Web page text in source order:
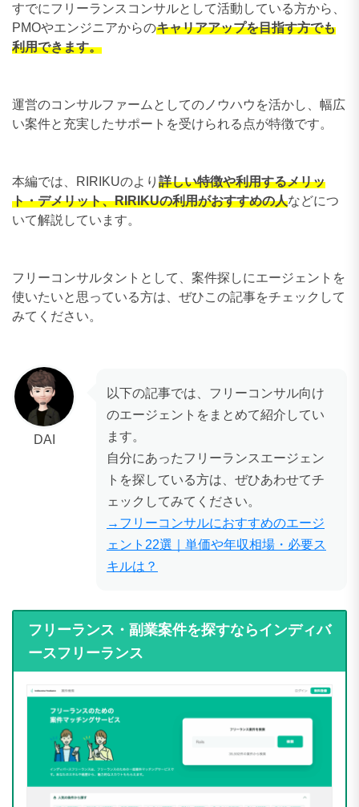
すでにフリーランスコンサルとして活動している方から、
PMOやエンジニアからのキャリアアップを目指す方でも
利用できます。
運営のコンサルファームとしてのノウハウを活かし、幅広
い案件と充実したサポートを受けられる点が特徴です。
本編では、RIRIKUのより 詳しい特徴や利用するメリッ
ト・デメリット、RIRIKUの利用がおすすめの人などにつ
いて解説しています。
フリーコンサルタントとして、案件探しにエージェントを
使いたいと思っている方は、ぜひこの記事をチェックして
みてください。
DAI
以下の記事では、フリーコンサル向け
のエージェントをまとめて紹介してい
ます。
自分にあったフリーランスエージェン
トを探している方は、ぜひあわせてチ
ェックしてみてください。
→フリーコンサルにおすすめのエージ
ェント22選｜単価や年収相場・必要ス
キルは？
フリーランス・副業案件を探すならインディバ
ースフリーランス